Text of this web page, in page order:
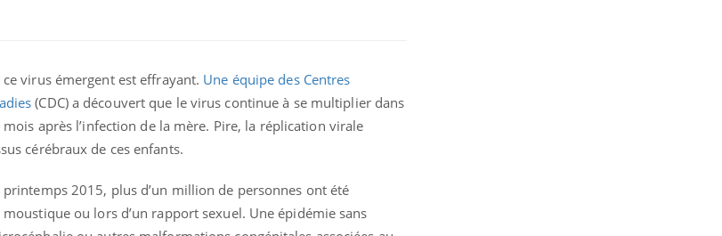
ce virus émergent est effrayant. Une équipe des Centres
(CDC) a découvert que le virus continue à se multiplier dans
après l’infection de la mère. Pire, la réplication virale
cérébraux de ces enfants.
2015, plus d’un million de personnes ont été
ou lors d’un rapport sexuel. Une épidémie sans